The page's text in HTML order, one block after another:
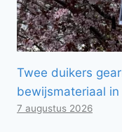
Twee duikers
bewijsmateriaal
7 augustus 2026